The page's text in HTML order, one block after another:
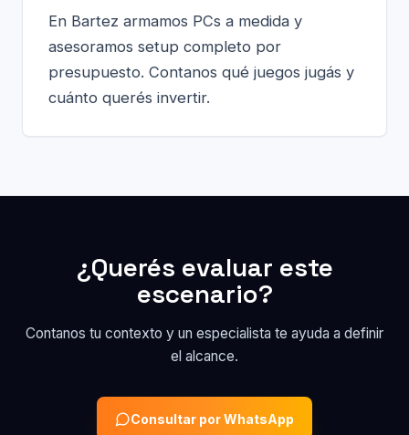
En Bartez armamos PCs a medida y
asesoramos setup completo por
presupuesto. Contanos qué juegos jugás y
cuánto querés invertir.
¿Querés evaluar este
escenario?
Contanos tu contexto y un especialista te ayuda a definir
el alcance.
Consultar por WhatsApp